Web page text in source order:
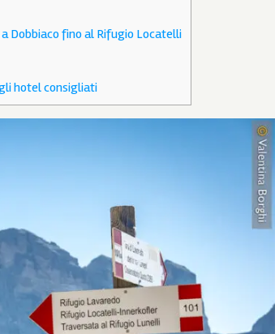
Dobbiaco fino al Rifugio Locatelli
hotel consigliati